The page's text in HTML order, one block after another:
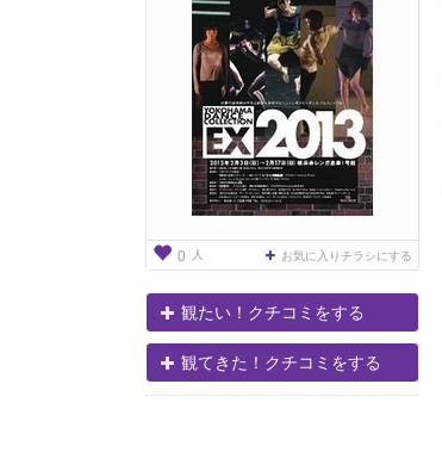
0 人 お気に入りチラシにする
観たい！クチコミをする
観てきた！クチコミをする